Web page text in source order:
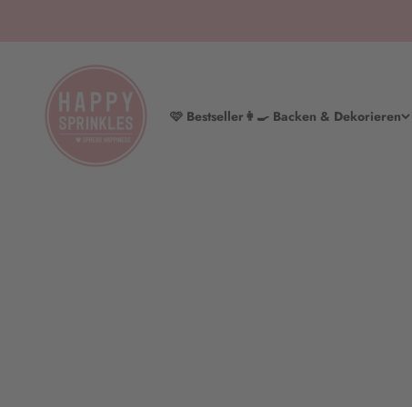
🩷 Bestseller👩‍🍳 Backen & Dekorieren
HAPPY SPRINKLES | D2C